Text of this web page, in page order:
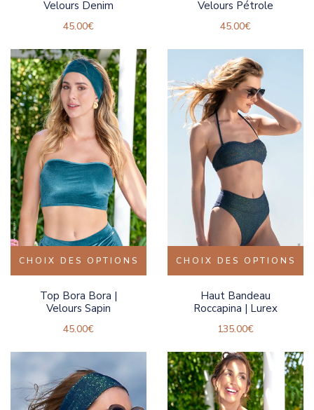
Velours Denim
45.00€
Velours Pétrole
45.00€
CHOIX DES OPTIONS
Top Bora Bora |
Velours Sapin
45.00€
CHOIX DES OPTIONS
Haut Bandeau
Roccapina | Lurex
135.00€